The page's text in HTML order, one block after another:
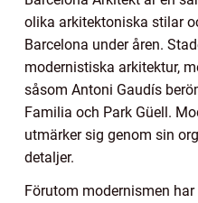
olika arkitektoniska stilar
Barcelona under åren.
modernistiska arkitektur,
såsom Antoni Gaudís
Familia och Park Güell.
utmärker sig genom sin
detaljer.
Förutom modernismen